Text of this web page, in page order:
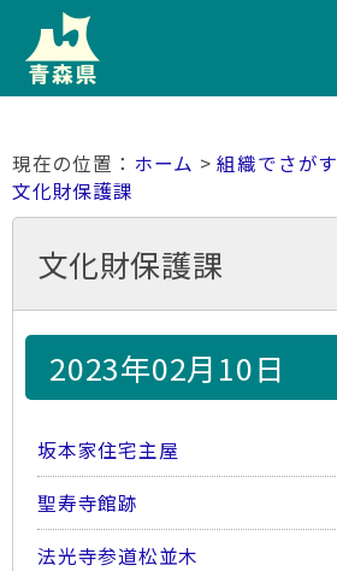
ホーム >組織でさがす
文化財保護課
文化財保護課
2023年02月10日
坂本家住宅主屋
聖寿寺館跡
法光寺参道松並木